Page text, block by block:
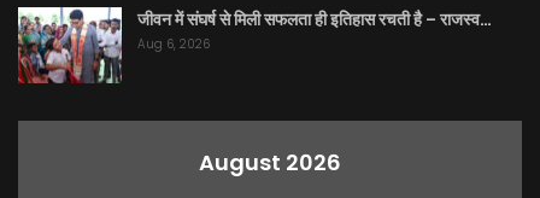
जीवन में संघर्ष से मिली सफलता ही इतिहास रचती है – राजस्व…
Aug 6, 2026
August 2026